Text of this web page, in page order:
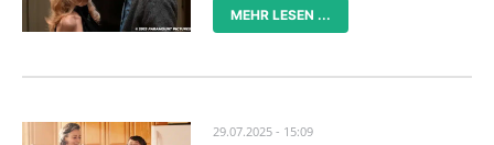
MEHR LESEN ...
29.07.2025 - 15:09